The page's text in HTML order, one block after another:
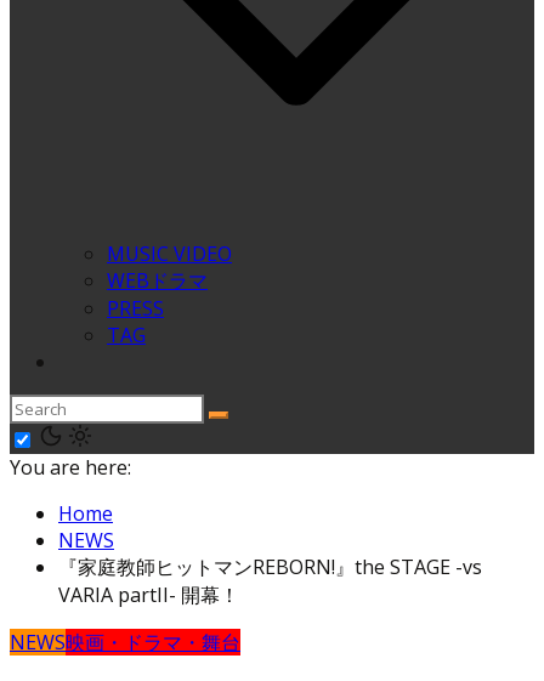
MUSIC VIDEO
WEBドラマ
PRESS
TAG
You are here:
Home
NEWS
『家庭教師ヒットマンREBORN!』the STAGE -vs
VARIA partII- 開幕！
NEWS映画・ドラマ・舞台